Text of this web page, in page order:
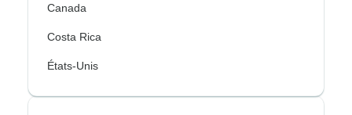
Canada
Costa Rica
États-Unis